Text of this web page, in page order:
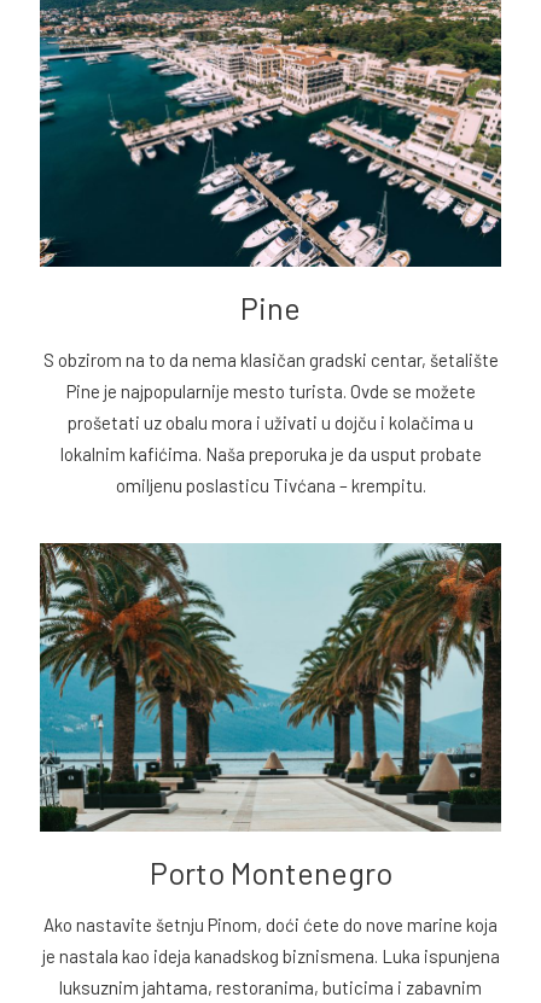
Pine
S obzirom na to da nema klasičan gradski centar, šetalište
Pine je najpopularnije mesto turista. Ovde se možete
prošetati uz obalu mora i uživati u dojču i kolačima u
lokalnim kafićima. Naša preporuka je da usput probate
omiljenu poslasticu Tivćana – krempitu.
Porto Montenegro
Ako nastavite šetnju Pinom, doći ćete do nove marine koja
je nastala kao ideja kanadskog biznismena. Luka ispunjena
luksuznim jahtama, restoranima, buticima i zabavnim